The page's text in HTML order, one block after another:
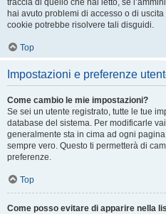
traccia di quello che hai letto, se
hai avuto problemi di accesso o di
cookie potrebbe risolvere tali disguidi.
Top
Impostazioni e preferenze
Come cambio le mie impostazioni?
Se sei un utente registrato, tutte le tue
database del sistema. Per modificarle
generalmente sta in cima ad ogni
sempre vero. Questo ti permetterà di
preferenze.
Top
Come posso evitare di apparire nella